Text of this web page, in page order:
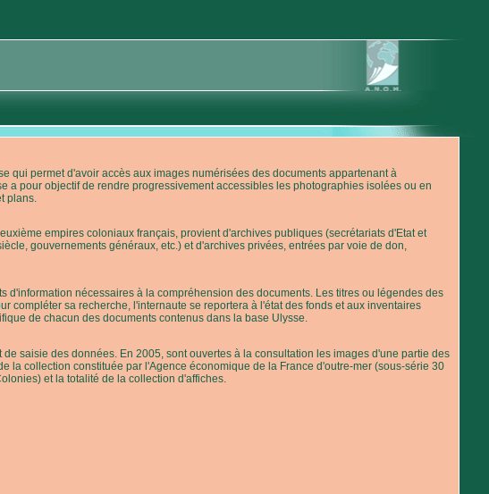
qui permet d'avoir accès aux images numérisées des documents appartenant à
a pour objectif de rendre progressivement accessibles les photographies isolées ou en
plans.
empires coloniaux français, provient d'archives publiques (secrétariats d'Etat et
gouvernements généraux, etc.) et d'archives privées, entrées par voie de don,
nécessaires à la compréhension des documents. Les titres ou légendes des
compléter sa recherche, l'internaute se reportera à l'état des fonds et aux inventaires
de chacun des documents contenus dans la base Ulysse.
saisie des données. En 2005, sont ouvertes à la consultation les images d'une partie des
la collection constituée par l'Agence économique de la France d'outre-mer (sous-série 30
et la totalité de la collection d'affiches.